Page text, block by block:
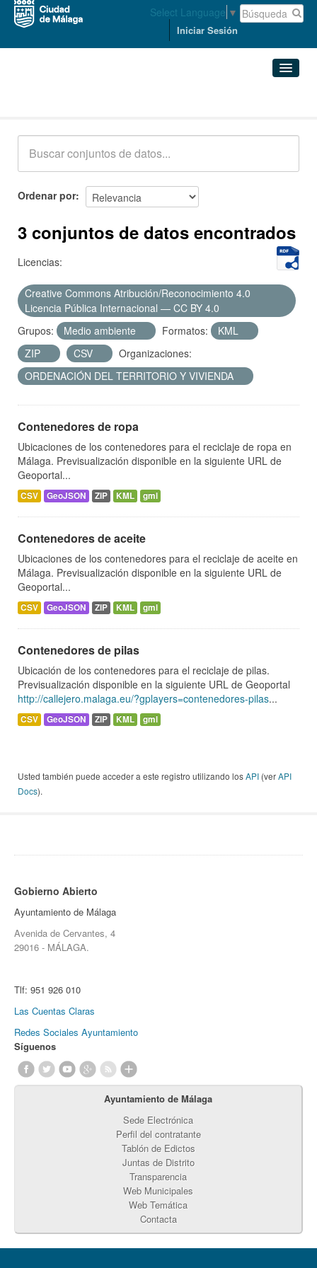
Select Language ▼
Iniciar Sesión
Acerca de
Ordenar por
3 conjuntos de datos encontrados
Licencias:
Creative Commons Atribución/Reconocimiento 4.0
Licencia Pública Internacional — CC BY 4.0
Grupos:
Medio ambiente Formatos:
KML
ZIP
CSV
Organizaciones:
ORDENACIÓN DEL TERRITORIO Y VIVIENDA
Contenedores de ropa
Ubicaciones de los contenedores para el reciclaje de ropa en
Málaga. Previsualización disponible en la siguiente URL de
Geoportal...
CSV GeoJSON ZIP KML gml
Contenedores de aceite
Ubicaciones de los contenedores para el reciclaje de aceite en
Málaga. Previsualización disponible en la siguiente URL de
Geoportal...
CSV GeoJSON ZIP KML gml
Contenedores de pilas
Ubicación de los contenedores para el reciclaje de pilas.
Previsualización disponible en la siguiente URL de Geoportal
http://callejero.malaga.eu/?gplayers=contenedores-pilas...
CSV GeoJSON ZIP KML gml
Usted también puede acceder a este registro utilizando losAPI (verAPI
Docs).
Gobierno Abierto
Ayuntamiento de Málaga
Avenida de Cervantes, 4
29016 - MÁLAGA.
Tlf: 951 926 010
Las Cuentas Claras
Redes Sociales Ayuntamiento
Síguenos
Ayuntamiento de Málaga
Sede Electrónica
Perfil del contratante
Tablón de Edictos
Juntas de Distrito
Transparencia
Web Municipales
Web Temática
Contacta